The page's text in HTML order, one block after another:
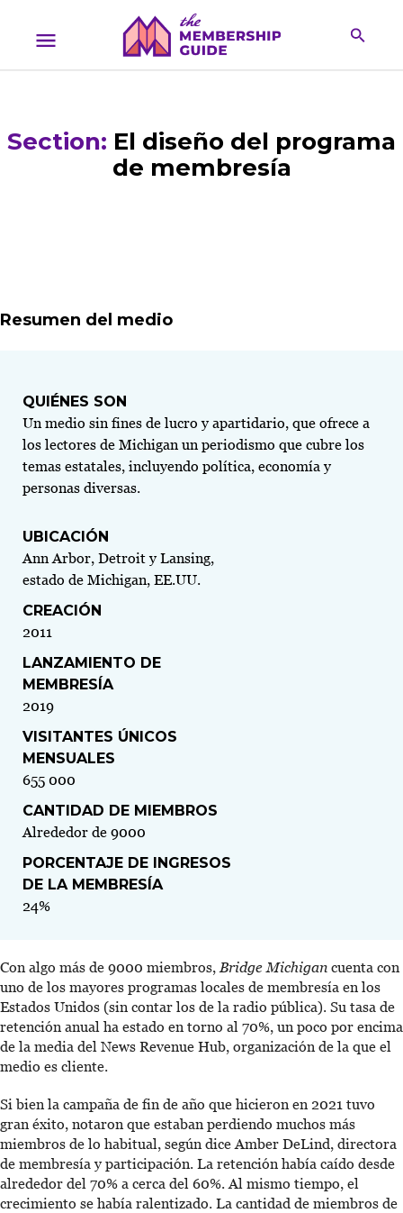
Section: El diseño del programa
de membresía
Resumen del medio
QUIÉNES SON
Un medio sin fines de lucro y apartidario, que ofrece a
los lectores de Michigan un periodismo que cubre los
temas estatales, incluyendo política, economía y
personas diversas.
UBICACIÓN
Ann Arbor, Detroit y Lansing,
estado de Michigan, EE.UU.
CREACIÓN
2011
LANZAMIENTO DE
MEMBRESÍA
2019
VISITANTES ÚNICOS
MENSUALES
655 000
CANTIDAD DE MIEMBROS
Alrededor de 9000
PORCENTAJE DE INGRESOS
DE LA MEMBRESÍA
24%
Con algo más de 9000 miembros, Bridge Michigan cuenta con
uno de los mayores programas locales de membresía en los
Estados Unidos (sin contar los de la radio pública). Su tasa de
retención anual ha estado en torno al 70%, un poco por encima
de la media del News Revenue Hub, organización de la que el
medio es cliente.
Si bien la campaña de fin de año que hicieron en 2021 tuvo
gran éxito, notaron que estaban perdiendo muchos más
miembros de lo habitual, según dice Amber DeLind, directora
de membresía y participación. La retención había caído desde
alrededor del 70% a cerca del 60%. Al mismo tiempo, el
crecimiento se había ralentizado. La cantidad de miembros de